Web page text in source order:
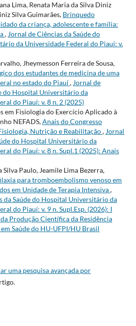
Lima, Renata Maria da Silva Diniz
Silva Guimarães, Brinquedo
da criança, adolescente e família:
,Jornal de Ciências da Saúde do
da Universidade Federal do Piauí: v.
Jheymesson Ferreira de Sousa,
dos estudantes de medicina de uma
no estado do Piauí,Jornal de
do Hospital Universitário da
do Piauí: v. 8 n. 2 (2025)
em Fisiologia do Exercício Aplicado à
NEFADS,Anais do Congresso
Nutrição e Reabilitação,Jornal
do Hospital Universitário da
do Piauí: v. 8 n. Supl.1 (2025): Anais
Paulo, Jeamile Lima Bezerra,
para tromboembolismo venoso em
em Unidade de Terapia Intensiva,
da Saúde do Hospital Universitário da
do Piauí: v. 9 n. Supl.Esp. (2026): I
Produção Científica da Residência
Saúde do HU-UFPI/HU Brasil
uma pesquisa avançada por